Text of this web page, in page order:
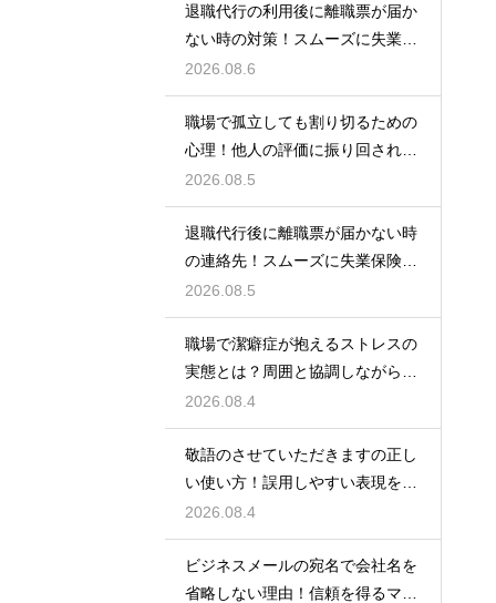
退職代行の利用後に離職票が届か
ない時の対策！スムーズに失業保
険をもらう
2026.08.6
職場で孤立しても割り切るための
心理！他人の評価に振り回されな
いための術
2026.08.5
退職代行後に離職票が届かない時
の連絡先！スムーズに失業保険を
もらう術
2026.08.5
職場で潔癖症が抱えるストレスの
実態とは？周囲と協調しながら快
適に働く術
2026.08.4
敬語のさせていただきますの正し
い使い方！誤用しやすい表現を理
解する術
2026.08.4
ビジネスメールの宛名で会社名を
省略しない理由！信頼を得るマナ